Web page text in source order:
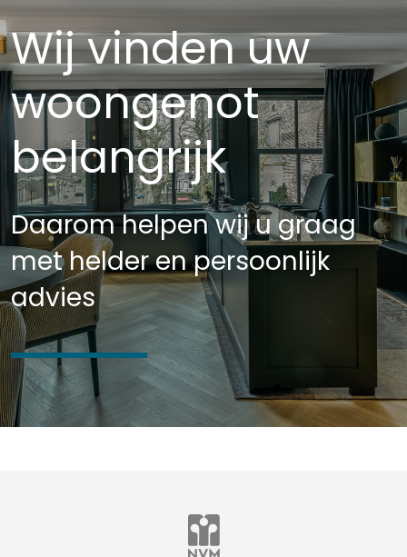
Wij vinden uw
woongenot
belangrijk
Daarom helpen wij u graag
met helder en persoonlijk
advies